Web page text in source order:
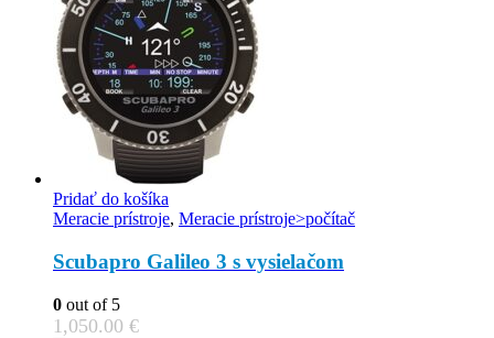
Pridať do košíka
Meracie prístroje, Meracie prístroje>počítač
Scubapro Galileo 3 s vysielačom
0 out of 5
1,050.00 €